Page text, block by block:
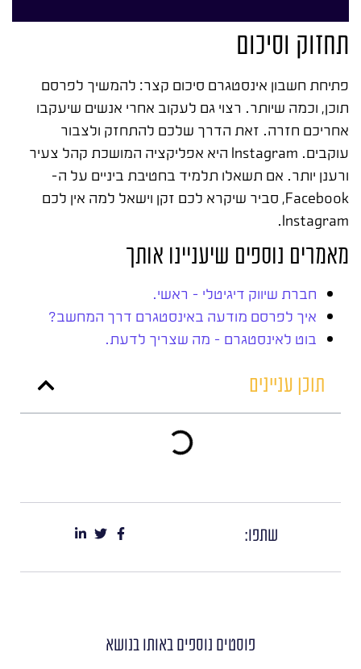
תחזוק וסיכום
פתיחת חשבון אינסטגרם סיכום קצר: להמשיך לפרסם
תוכן, וכמה שיותר. רצוי גם לעקוב אחרי אנשים שיעקבו
אחריכם חזרה. זאת הדרך שלכם להתחזק ולצבור
עוקבים. Instagram היא אפליקציה המושכת קהל צעיר
ורענן יותר. אם תשאלו תלמיד בחטיבת ביניים על ה-
Facebook, סביר שיקרא לכם זקן וישאל למה אין לכם
Instagram.
מאמרים נוספים שיעניינו אותך
חברת שיווק דיגיטלי – ראשי.
איך לפרסם מודעה באינסטגרם דרך המחשב?
בוט לאינסטגרם – מה שצריך לדעת.
תוכן עניינים
שתפו:
פוסטים נוספים באותו בנושא